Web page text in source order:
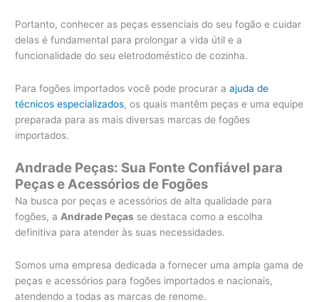
Portanto, conhecer as peças essenciais do seu fogão e cuidar
delas é fundamental para prolongar a vida útil e a
funcionalidade do seu eletrodoméstico de cozinha.
Para fogões importados você pode procurar aajuda de
técnicos especializados, os quais mantêm peças e uma equipe
preparada para as mais diversas marcas de fogões
importados.
Andrade Peças: Sua Fonte Confiável para
Peças e Acessórios de Fogões
Na busca por peças e acessórios de alta qualidade para
fogões, a Andrade Peças se destaca como a escolha
definitiva para atender às suas necessidades.
Somos uma empresa dedicada a fornecer uma ampla gama de
peças e acessórios para fogões importados e nacionais,
atendendo a todas as marcas de renome.